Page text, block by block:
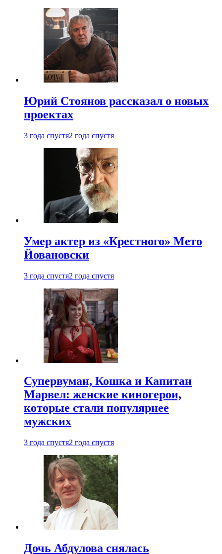
Юрий Стоянов рассказал о новых
проектах
3 года спустя2 года спустя
Умер актер из «Крестного» Мето
Йовановски
3 года спустя2 года спустя
Супервуман, Кошка и Капитан
Марвел: женские киногерои,
которые стали популярнее
мужских
3 года спустя2 года спустя
Дочь Абдулова снялась